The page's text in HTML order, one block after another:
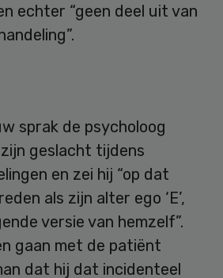
echter “geen deel uit van
sprak de psycholoog
geslacht tijdens
en zei hij “op dat
als zijn alter ego ‘E’,
versie van hemzelf”.
gaan met de patiënt
dat hij dat incidenteel